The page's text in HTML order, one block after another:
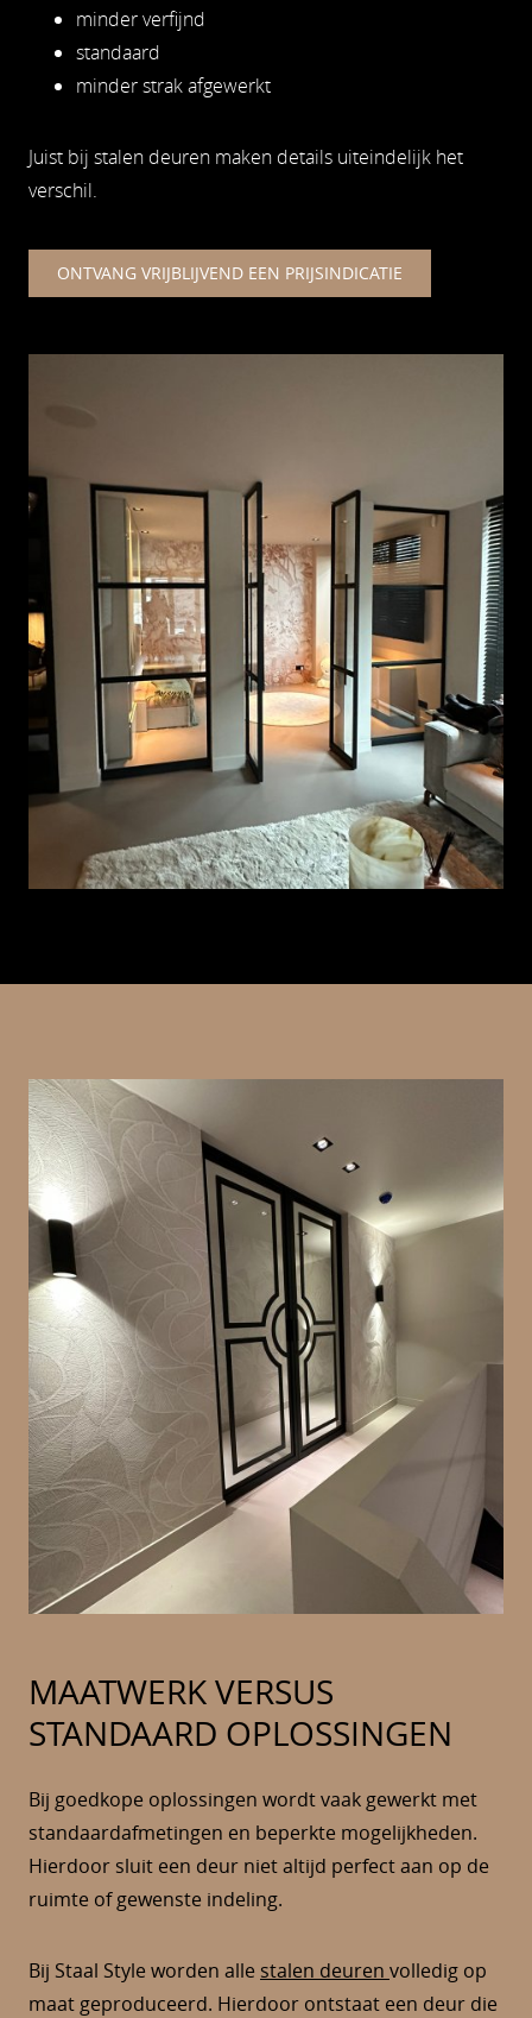
minder verfijnd
standaard
minder strak afgewerkt
Juist bij stalen deuren maken details uiteindelijk het
verschil.
ONTVANG VRIJBLIJVEND EEN PRIJSINDICATIE
MAATWERK VERSUS
STANDAARD OPLOSSINGEN
Bij goedkope oplossingen wordt vaak gewerkt met
standaardafmetingen en beperkte mogelijkheden.
Hierdoor sluit een deur niet altijd perfect aan op de
ruimte of gewenste indeling.
Bij Staal Style worden alle stalen deuren volledig op
maat geproduceerd. Hierdoor ontstaat een deur die